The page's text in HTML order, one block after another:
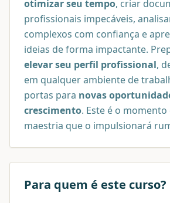
otimizar seu tempo, criar
profissionais impecáveis,
complexos com confiança e
ideias de forma impactante.
elevar seu perfil profissional,
em qualquer ambiente de
portas para novas
crescimento. Este é o
maestria que o impulsionará
Para quem é este curso?